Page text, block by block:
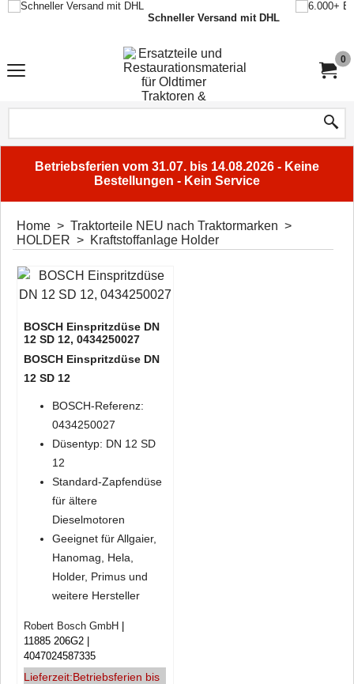
Schneller Versand mit DHL
0
Betriebsferien vom 31.07. bis 14.08.2026 - Keine
Bestellungen - Kein Service
Home > Traktorteile NEU nach Traktormarken >
HOLDER > Kraftstoffanlage Holder
BOSCH Einspritzdüse DN
12 SD 12, 0434250027
BOSCH Einspritzdüse DN
12 SD 12
BOSCH-Referenz:
0434250027
Düsentyp: DN 12 SD
12
Standard-Zapfendüse
für ältere
Dieselmotoren
Geeignet für Allgaier,
Hanomag, Hela,
Holder, Primus und
weitere Hersteller
Robert Bosch GmbH
11885 206G2
4047024587335
Lieferzeit:Betriebsferien bis